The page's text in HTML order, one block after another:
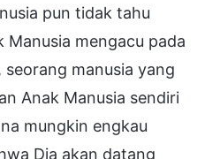
pun tidak tahu
mengacu pada
manusia yang
Anak Manusia sendiri
mungkin engkau
Dia akan datang